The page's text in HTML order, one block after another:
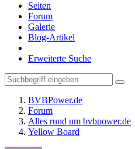
Seiten
Forum
Galerie
Blog-Artikel
Erweiterte Suche
BVBPower.de
Forum
Alles rund um bvbpower.de
Yellow Board